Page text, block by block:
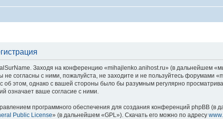
Заходя на конференцию «mihajlenko.anihost.ru» (в дальнейшем
согласны с ними, пожалуйста, не заходите и не пользуйтесь форумами
об этом, однако с вашей стороны было бы разумным регулярно
означает ваше согласие с ними.
программного обеспечения для создания конференций phpBB (в
Public License» (в дальнейшем «GPL»). Скачать его можно по адресу